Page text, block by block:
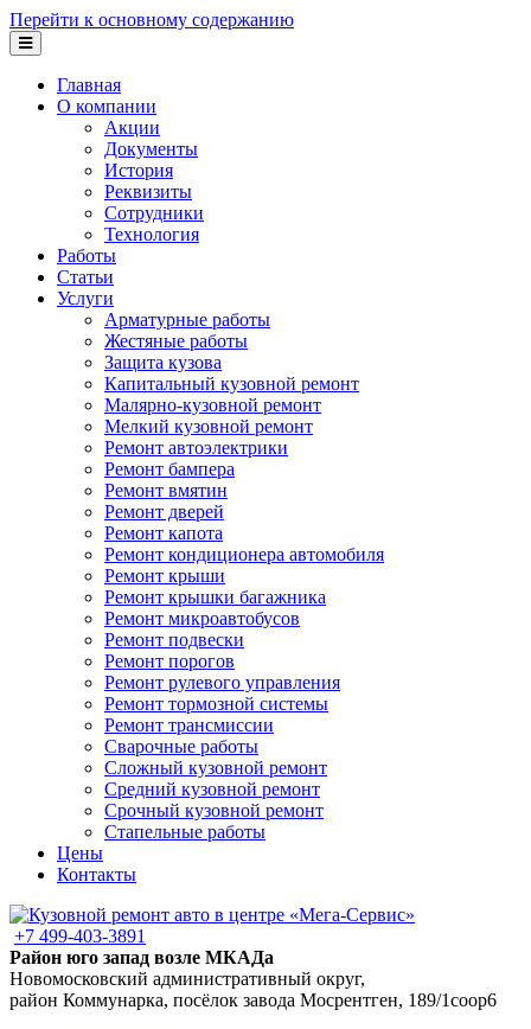
Перейти к основному содержанию
Главная
О компании
Акции
Документы
История
Реквизиты
Сотрудники
Технология
Работы
Статьи
Услуги
Арматурные работы
Жестяные работы
Защита кузова
Капитальный кузовной ремонт
Малярно-кузовной ремонт
Мелкий кузовной ремонт
Ремонт автоэлектрики
Ремонт бампера
Ремонт вмятин
Ремонт дверей
Ремонт капота
Ремонт кондиционера автомобиля
Ремонт крыши
Ремонт крышки багажника
Ремонт микроавтобусов
Ремонт подвески
Ремонт порогов
Ремонт рулевого управления
Ремонт тормозной системы
Ремонт трансмиссии
Сварочные работы
Сложный кузовной ремонт
Средний кузовной ремонт
Срочный кузовной ремонт
Стапельные работы
Цены
Контакты
+7 499-403-3891
Район юго запад возле МКАДа
Новомосковский административный округ,
район Коммунарка, посёлок завода Мосрентген, 189/1соор6